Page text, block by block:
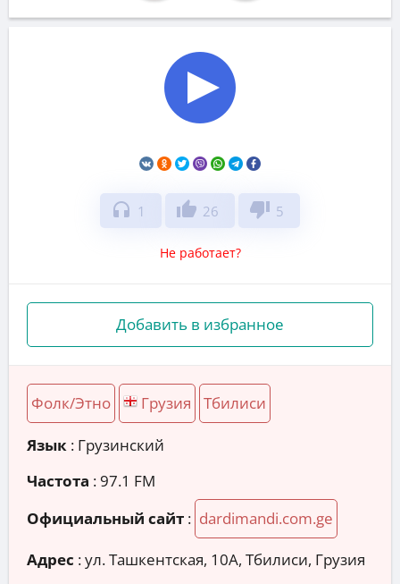
headphones 1 thumb_up 26 thumb_down 5
Не работает?
Добавить в избранное
Фолк/Этно Грузия Тбилиси
Язык : Грузинский
Частота : 97.1 FM
Официальный сайт : dardimandi.com.ge
Адрес :ул. Ташкентская, 10А, Тбилиси, Грузия